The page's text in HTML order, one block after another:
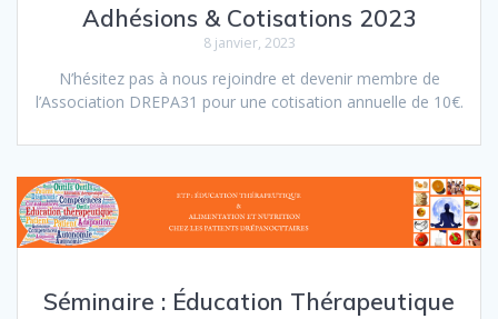
Adhésions & Cotisations 2023
8 janvier, 2023
N’hésitez pas à nous rejoindre et devenir membre de
l’Association DREPA31 pour une cotisation annuelle de 10€.
Séminaire : Éducation Thérapeutique